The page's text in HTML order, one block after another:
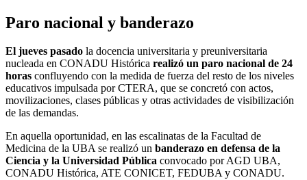
Paro nacional y banderazo
El jueves pasado la docencia universitaria y preuniversitaria
nucleada en CONADU Histórica realizó un paro nacional de 24
horas confluyendo con la medida de fuerza del resto de los niveles
educativos impulsada por CTERA, que se concretó con actos,
movilizaciones, clases públicas y otras actividades de visibilización
de las demandas.
En aquella oportunidad, en las escalinatas de la Facultad de
Medicina de la UBA se realizó un banderazo en defensa de la
Ciencia y la Universidad Pública convocado por AGD UBA,
CONADU Histórica, ATE CONICET, FEDUBA y CONADU.